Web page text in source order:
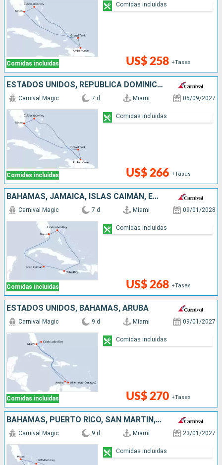
Comidas incluidas US$ 258 +Tasas
Comidas incluidas
ESTADOS UNIDOS, REPÚBLICA DOMINICANA, BAHAMAS
Comidas incluidas
Carnival Magic 7 d Miami 05/09/2027
US$ 266 +Tasas
Comidas incluidas
BAHAMAS, JAMAICA, ISLAS CAIMÁN, ESTADOS UNIDOS
Comidas incluidas
Carnival Magic 7 d Miami 09/01/2028
US$ 268 +Tasas
Comidas incluidas
ESTADOS UNIDOS, BAHAMAS, ARUBA
Comidas incluidas
Carnival Magic 9 d Miami 09/01/2027
US$ 270 +Tasas
Comidas incluidas
BAHAMAS, PUERTO RICO, SAN MARTÍN, ESTADOS UNIDOS
Carnival Magic 9 d Miami 23/01/2027
Comidas incluidas